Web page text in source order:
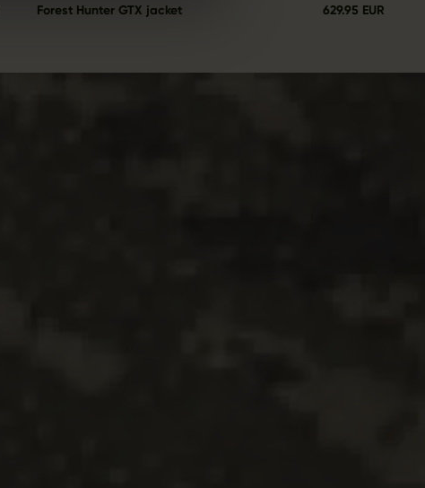
Forest Hunter GTX jacket 629.95 EUR